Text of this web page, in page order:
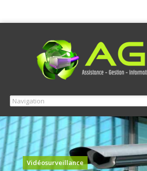
Vidéosurveillance